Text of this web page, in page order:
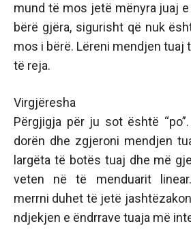
mund të mos jetë mënyra juaj
bërë gjëra, sigurisht që nuk
mos i bërë. Lëreni mendjen tuaj
të reja.
Virgjëresha
Përgjigja për ju sot është
dorën dhe zgjeroni mendjen
largëta të botës tuaj dhe më
veten në të menduarit
merrni duhet të jetë
ndjekjen e ëndrrave tuaja më